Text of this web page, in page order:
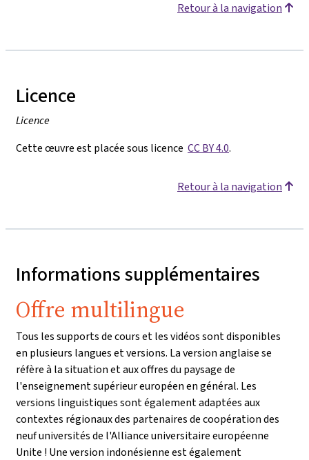
Retour à la navigation
Licence
Licence
Cette œuvre est placée sous licence CC BY 4.0.
Retour à la navigation
Informations supplémentaires
Offre multilingue
Tous les supports de cours et les vidéos sont disponibles
en plusieurs langues et versions. La version anglaise se
réfère à la situation et aux offres du paysage de
l'enseignement supérieur européen en général. Les
versions linguistiques sont également adaptées aux
contextes régionaux des partenaires de coopération des
neuf universités de l'Alliance universitaire européenne
Unite ! Une version indonésienne est également